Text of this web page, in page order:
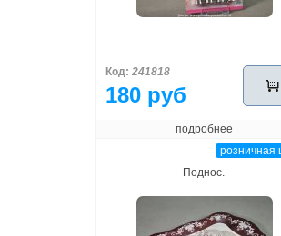
Код: 241818
180 руб
подробнее
розничная
Поднос.